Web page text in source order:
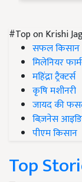
#Top on Krishi
सफल किसान
मिलेनियर
महिंद्रा ट्रैक्टर्स
कृषि मशीनरी
जायद की
बिज़नेस
पीएम किसान
Top